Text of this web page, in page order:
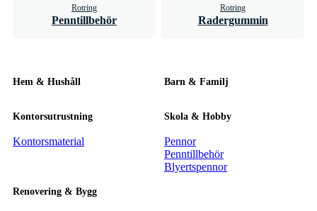
Rotring
Penntillbehör
Rotring
Radergummin
Hem & Hushåll
Kontorsutrustning
Kontorsmaterial
Renovering & Bygg
Barn & Familj
Skola & Hobby
Pennor
Penntillbehör
Blyertspennor